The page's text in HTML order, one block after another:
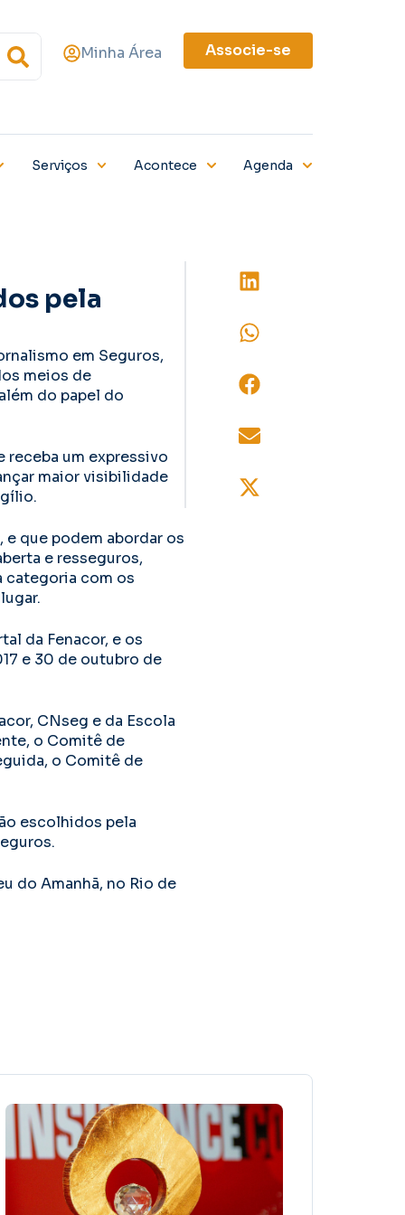
Minha Área Associe-se
Serviços Acontece Agenda
pela
em Seguros,
meios de
do papel do
receba um expressivo
maior visibilidade
que podem abordar os
e resseguros,
categoria com os
da Fenacor, e os
e 30 de outubro de
CNseg e da Escola
o Comitê de
o Comitê de
escolhidos pela
do Amanhã, no Rio de